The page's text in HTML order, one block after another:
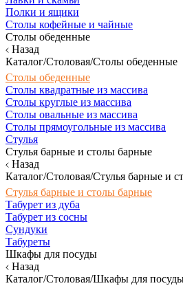
Полки и ящики
Столы кофейные и чайные
Столы обеденные
Назад
Каталог/Столовая/Столы обеденные
Столы обеденные
Столы квадратные из массива
Столы круглые из массива
Столы овальные из массива
Столы прямоугольные из массива
Стулья
Стулья барные и столы барные
Назад
Каталог/Столовая/Стулья барные и
Стулья барные и столы барные
Табурет из дуба
Табурет из сосны
Сундуки
Табуреты
Шкафы для посуды
Назад
Каталог/Столовая/Шкафы для